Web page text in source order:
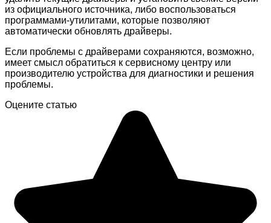
из официального источника, либо воспользоваться
программами-утилитами, которые позволяют
автоматически обновлять драйверы.
Если проблемы с драйверами сохраняются, возможно,
имеет смысл обратиться к сервисному центру или
производителю устройства для диагностики и решения
проблемы.
Оцените статью